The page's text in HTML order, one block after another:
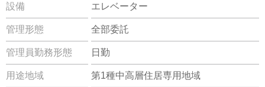
設備 エレベーター
管理形態 全部委託
管理員勤務形態 日勤
用途地域 第1種中高層住居専用地域